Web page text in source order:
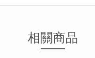
相關商品